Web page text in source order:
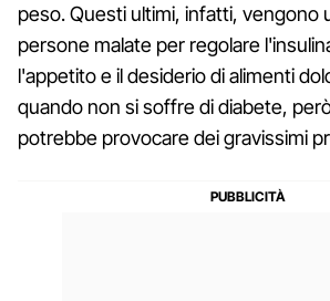
peso. Questi ultimi, infatti, vengono
persone malate per regolare
l'appetito e il desiderio di alimenti
quando non si soffre di diabete,
potrebbe provocare dei gravissimi